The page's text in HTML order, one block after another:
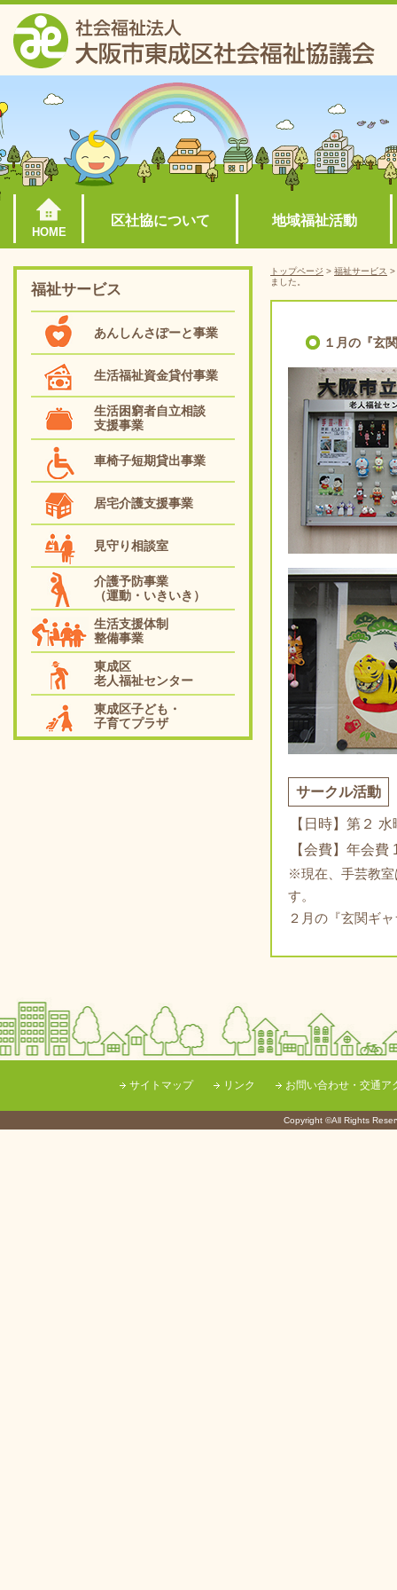
HOME
区社協について 地域福祉活動
福祉サービス
あんしんさぽーと事業
生活福祉資金貸付事業
生活困窮者自立相談
支援事業
車椅子短期貸出事業
居宅介護支援事業
見守り相談室
介護予防事業
（運動・いきいき）
生活支援体制
整備事業
東成区
老人福祉センター
東成区子ども・
子育てプラザ
トップページ > 福祉サービス >
ました。
１月の『玄
サークル活動
【日時】第２
【会費】年会
※現在、手芸教室
す。
２月の『玄関ギ
サイトマップ リンク お問い合わせ・交通ア
Copyright ©All Rights